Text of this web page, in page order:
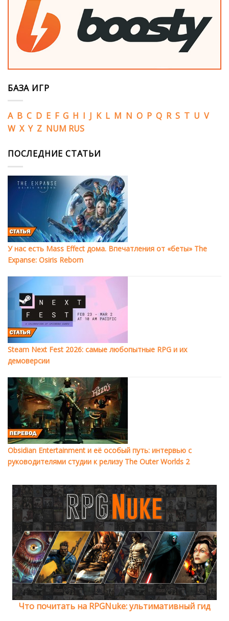
БАЗА ИГР
A B C D E F G H I J K L M N O P Q R S T U V
W X Y Z NUM RUS
ПОСЛЕДНИЕ СТАТЬИ
У нас есть Mass Effect дома. Впечатления от «беты» The
Expanse: Osiris Reborn
Steam Next Fest 2026: самые любопытные RPG и их
демоверсии
Obsidian Entertainment и её особый путь: интервью с
руководителями студии к релизу The Outer Worlds 2
Что почитать на RPGNuke: ультимативный гид